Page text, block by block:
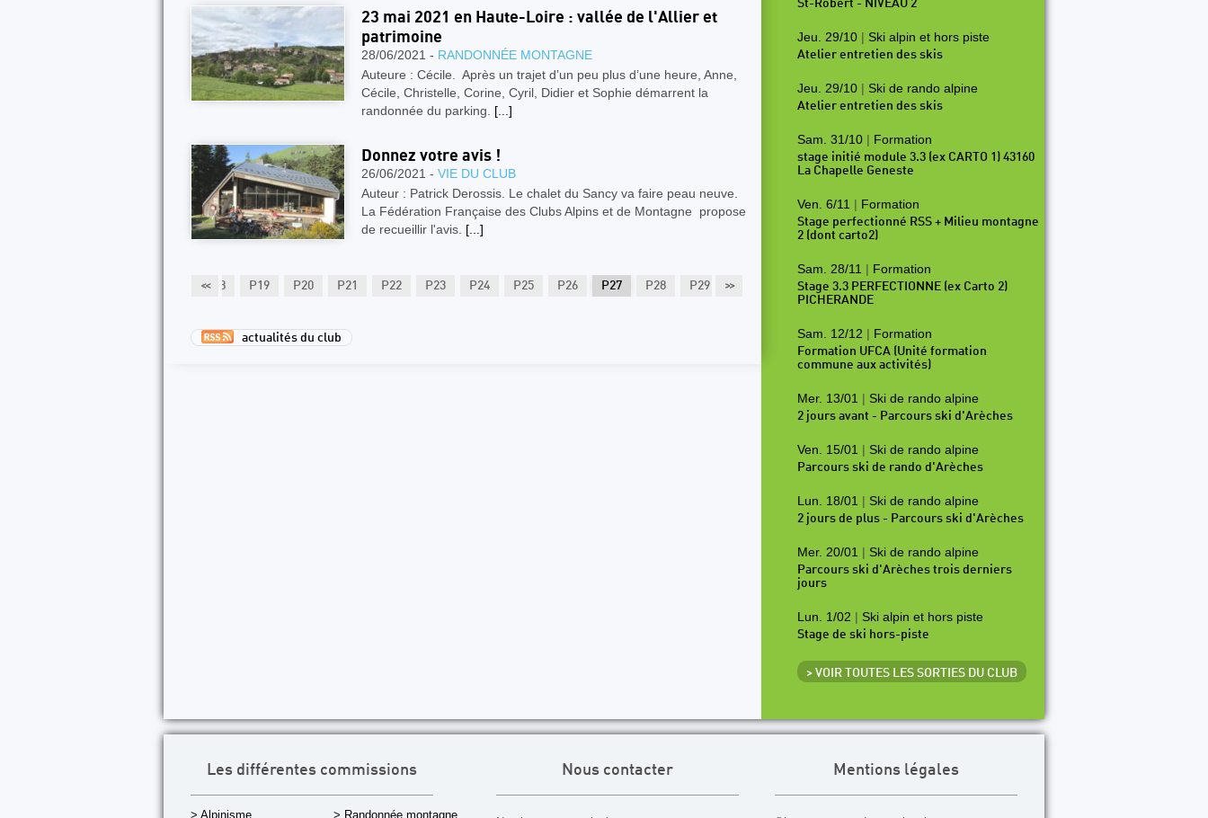
23 mai 2021 en Haute-Loire : vallée de l'Allier et
patrimoine
28/06/2021 - RANDONNÉE MONTAGNE
Auteure : Cécile. Après un trajet d’un peu plus d’une heure, Anne,
Cécile, Christelle, Corine, Cyril, Didier et Sophie démarrent la
randonnée du parking. [...]
Donnez votre avis !
26/06/2021 - VIE DU CLUB
Auteur : Patrick Derossis. Le chalet du Sancy va faire peau neuve.
La Fédération Française des Clubs Alpins et de Montagne propose
de recueillir l'avis. [...]
<< >>
P18 P19 P20 P21 P22 P23 P24 P25 P26 P27 P28 P29 P30 P31 P32 P33 P34 P35 P36
actualités du club
St-Robert - NIVEAU 2
Jeu. 29/10 | Ski alpin et hors piste
Atelier entretien des skis
Jeu. 29/10 | Ski de rando alpine
Atelier entretien des skis
Sam. 31/10 | Formation
stage initié module 3.3 (ex CARTO 1) 43160
La Chapelle Geneste
Ven. 6/11 | Formation
Stage perfectionné RSS + Milieu montagne
2 (dont carto2)
Sam. 28/11 | Formation
Stage 3.3 PERFECTIONNE (ex Carto 2)
PICHERANDE
Sam. 12/12 | Formation
Formation UFCA (Unité formation
commune aux activités)
Mer. 13/01 | Ski de rando alpine
2 jours avant - Parcours ski d'Arèches
Ven. 15/01 | Ski de rando alpine
Parcours ski de rando d'Arèches
Lun. 18/01 | Ski de rando alpine
2 jours de plus - Parcours ski d'Arèches
Mer. 20/01 | Ski de rando alpine
Parcours ski d'Arèches trois derniers
jours
Lun. 1/02 | Ski alpin et hors piste
Stage de ski hors-piste
> VOIR TOUTES LES SORTIES DU CLUB
Les différentes commissions
> Alpinisme > Randonnée montagne
Nous contacter Mentions légales